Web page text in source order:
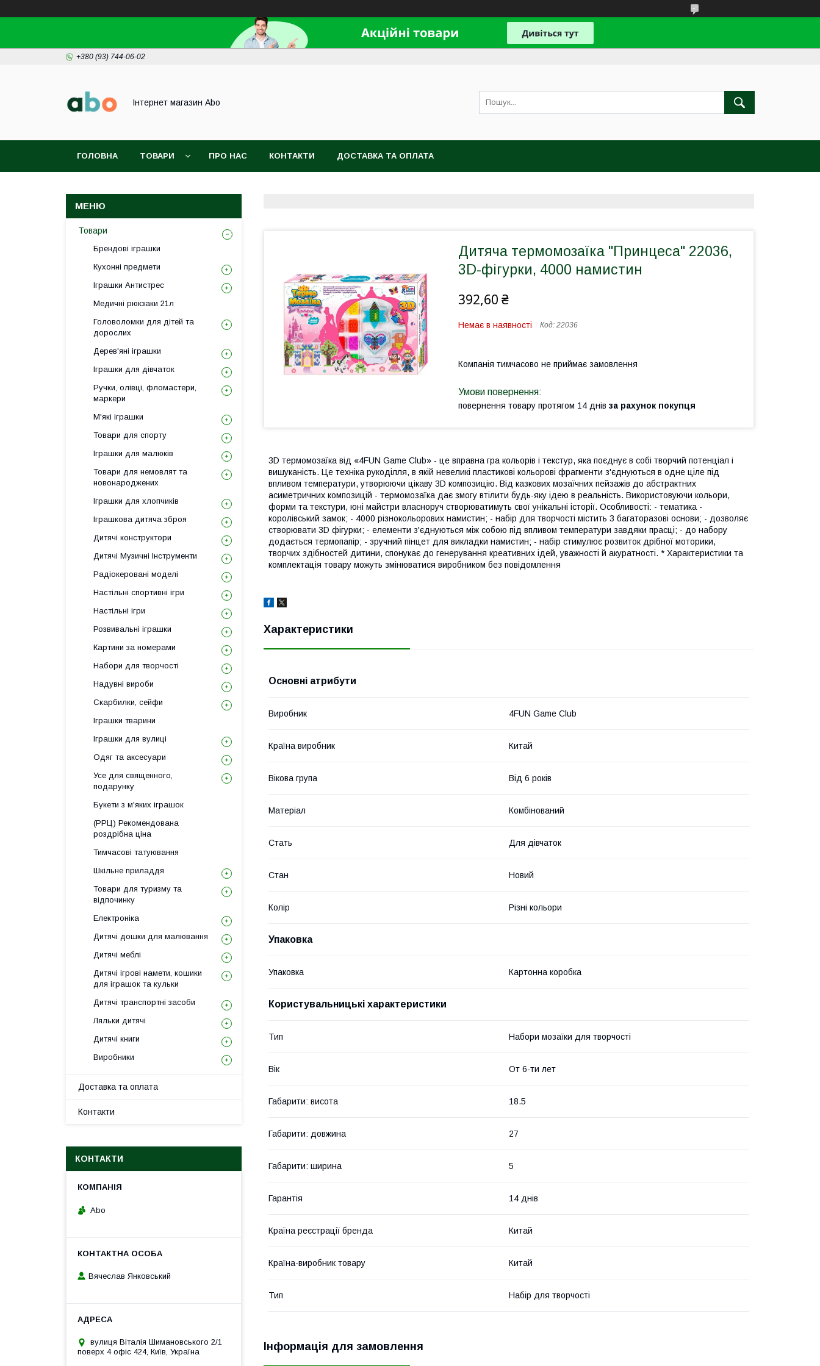
+380 (93) 744-06-02
Інтернет магазин Abo
ГОЛОВНА ТОВАРИ ПРО НАС КОНТАКТИ ДОСТАВКА ТА ОПЛАТА
Дитяча термомозаїка "Принцеса" 22036,
3D-фігурки, 4000 намистин
392,60 ₴
Немає в наявності Код: 22036
Компанія тимчасово не приймає замовлення
повернення товару протягом 14 днів за рахунок покупця
3D термомозаїка від «4FUN Game Club» - це вправна гра кольорів і текстур, яка поєднує в собі творчий потенціал і
вишуканість. Це техніка рукоділля, в якій невеликі пластикові кольорові фрагменти з'єднуються в одне ціле під
впливом температури, утворюючи цікаву 3D композицію. Від казкових мозаїчних пейзажів до абстрактних
асиметричних композицій - термомозаїка дає змогу втілити будь-яку ідею в реальність. Використовуючи кольори,
форми та текстури, юні майстри власноруч створюватимуть свої унікальні історії. Особливості: - тематика -
королівський замок; - 4000 різнокольорових намистин; - набір для творчості містить 3 багаторазові основи; - дозволяє
створювати 3D фігурки; - елементи з'єднуються між собою під впливом температури завдяки прасці; - до набору
додається термопапір; - зручний пінцет для викладки намистин; - набір стимулює розвиток дрібної моторики,
творчих здібностей дитини, спонукає до генерування креативних ідей, уважності й акуратності. * Характеристики та
комплектація товару можуть змінюватися виробником без повідомлення
Характеристики
Основні атрибути
Виробник 4FUN Game Club
Країна виробник Китай
Вікова група Від 6 років
Матеріал Комбінований
Стать Для дівчаток
Стан Новий
Колір Різні кольори
Упаковка
Упаковка Картонна коробка
Користувальницькі характеристики
Тип Набори мозаїки для творчості
Вік От 6-ти лет
Габарити: висота 18.5
Габарити: довжина 27
Габарити: ширина 5
Гарантія 14 днів
Країна реєстрації бренда Китай
Країна-виробник товару Китай
Тип Набір для творчості
Інформація для замовлення
Товари
Брендові іграшки
Кухонні предмети
Іграшки Антистрес
Медичні рюкзаки 21л
Головоломки для дітей та
дорослих
Дерев'яні іграшки
Іграшки для дівчаток
Ручки, олівці, фломастери,
маркери
М'які іграшки
Товари для спорту
Іграшки для малюків
Товари для немовлят та
новонароджених
Іграшки для хлопчиків
Іграшкова дитяча зброя
Дитячі конструктори
Дитячі Музичні Інструменти
Радіокеровані моделі
Настільні спортивні ігри
Настільні ігри
Розвивальні іграшки
Картини за номерами
Набори для творчості
Надувні вироби
Скарбилки, сейфи
Іграшки тварини
Іграшки для вулиці
Одяг та аксесуари
Усе для священного,
подарунку
Букети з м'яких іграшок
(РРЦ) Рекомендована
роздрібна ціна
Тимчасові татуювання
Шкільне приладдя
Товари для туризму та
відпочинку
Електроніка
Дитячі дошки для малювання
Дитячі меблі
Дитячі ігрові намети, кошики
для іграшок та кульки
Дитячі транспортні засоби
Ляльки дитячі
Дитячі книги
Виробники
Доставка та оплата
Контакти
КОНТАКТИ
Abo
Вячеслав Янковський
вулиця Віталія Шимановського 2/1
поверх 4 офіс 424, Київ, Україна